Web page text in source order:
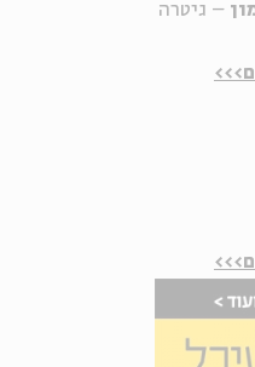
– גיטרה